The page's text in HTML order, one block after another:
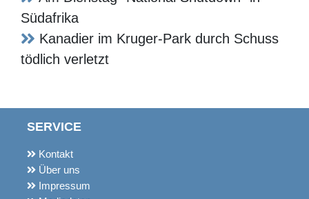
Am Dienstag "National Shutdown" in
Südafrika
Kanadier im Kruger-Park durch Schuss
SERVICE
Kontakt
Über uns